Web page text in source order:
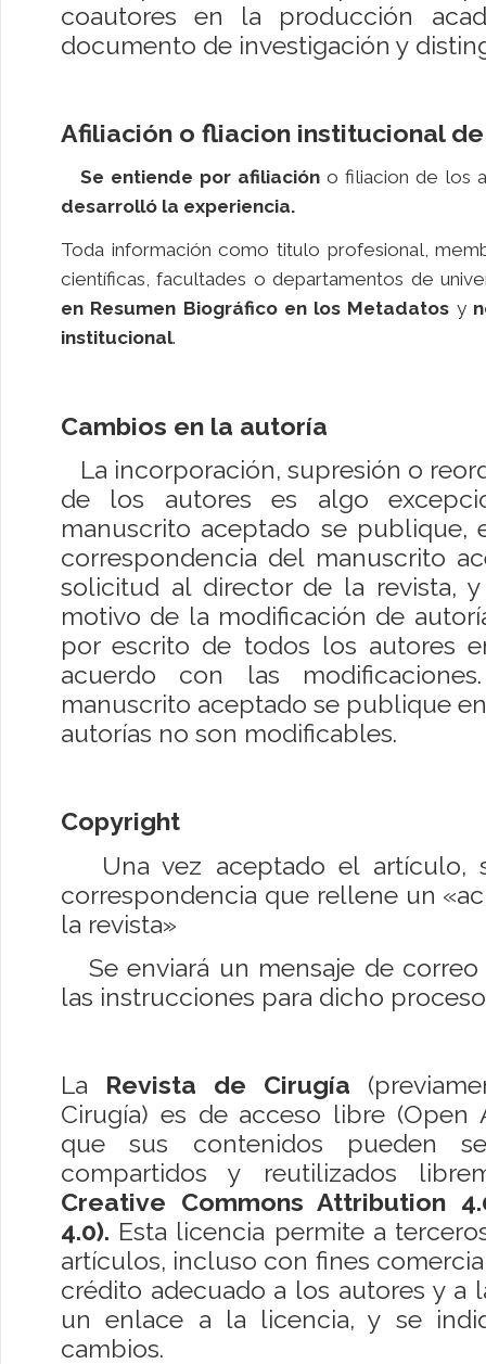
coautores en la producción
documento de investigación y
Afiliación o fliacion institucional
Se entiende por afiliación o filiacion de los
desarrolló la experiencia.
Toda información como titulo profesional,
científicas, facultades o departamentos de
en Resumen Biográfico en los Metadatos y
institucional.
Cambios en la autoría
La incorporación, supresión o
de los autores es algo
manuscrito aceptado se publique,
correspondencia del manuscrito
solicitud al director de la revista,
motivo de la modificación de
por escrito de todos los autores
acuerdo con las
manuscrito aceptado se publique
autorías no son modificables.
Copyright
Una vez aceptado el artículo,
correspondencia que rellene un
la revista»
Se enviará un mensaje de
las instrucciones para dicho
La Revista de Cirugía
Cirugía) es de acceso libre (Open
que sus contenidos pueden
compartidos y reutilizados
Creative Commons Attribution
4.0). Esta licencia permite a
artículos, incluso con fines
crédito adecuado a los autores y a
un enlace a la licencia, y se
cambios.